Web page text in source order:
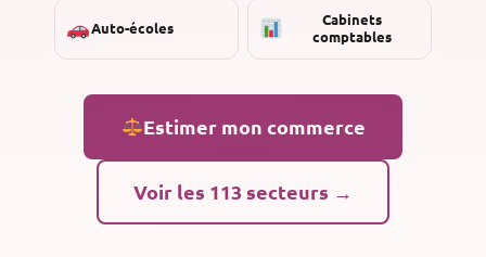
Auto-écoles
Cabinets
comptables
Estimer mon commerce
Voir les 113 secteurs →